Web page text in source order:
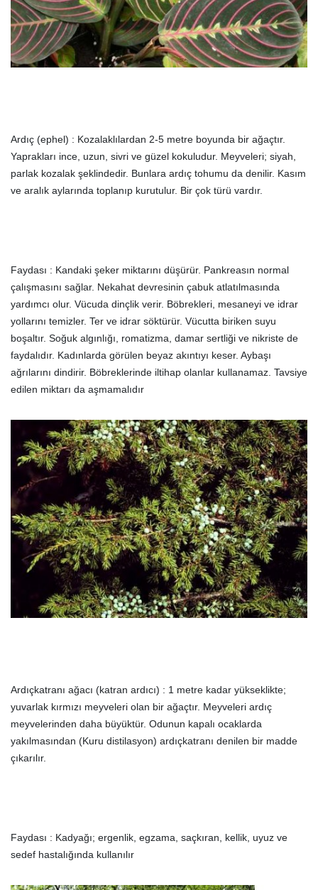
Ardıç (ephel) : Kozalaklılardan 2-5 metre boyunda bir ağaçtır.
Yaprakları ince, uzun, sivri ve güzel kokuludur. Meyveleri; siyah,
parlak kozalak şeklindedir. Bunlara ardıç tohumu da denilir. Kasım
ve aralık aylarında toplanıp kurutulur. Bir çok türü vardır.
Faydası : Kandaki şeker miktarını düşürür. Pankreasın normal
çalışmasını sağlar. Nekahat devresinin çabuk atlatılmasında
yardımcı olur. Vücuda dinçlik verir. Böbrekleri, mesaneyi ve idrar
yollarını temizler. Ter ve idrar söktürür. Vücutta biriken suyu
boşaltır. Soğuk algınlığı, romatizma, damar sertliği ve nikriste de
faydalıdır. Kadınlarda görülen beyaz akıntıyı keser. Aybaşı
ağrılarını dindirir. Böbreklerinde iltihap olanlar kullanamaz. Tavsiye
edilen miktarı da aşmamalıdır
Ardıçkatranı ağacı (katran ardıcı) : 1 metre kadar yükseklikte;
yuvarlak kırmızı meyveleri olan bir ağaçtır. Meyveleri ardıç
meyvelerinden daha büyüktür. Odunun kapalı ocaklarda
yakılmasından (Kuru distilasyon) ardıçkatranı denilen bir madde
çıkarılır.
Faydası : Kadyağı; ergenlik, egzama, saçkıran, kellik, uyuz ve
sedef hastalığında kullanılır